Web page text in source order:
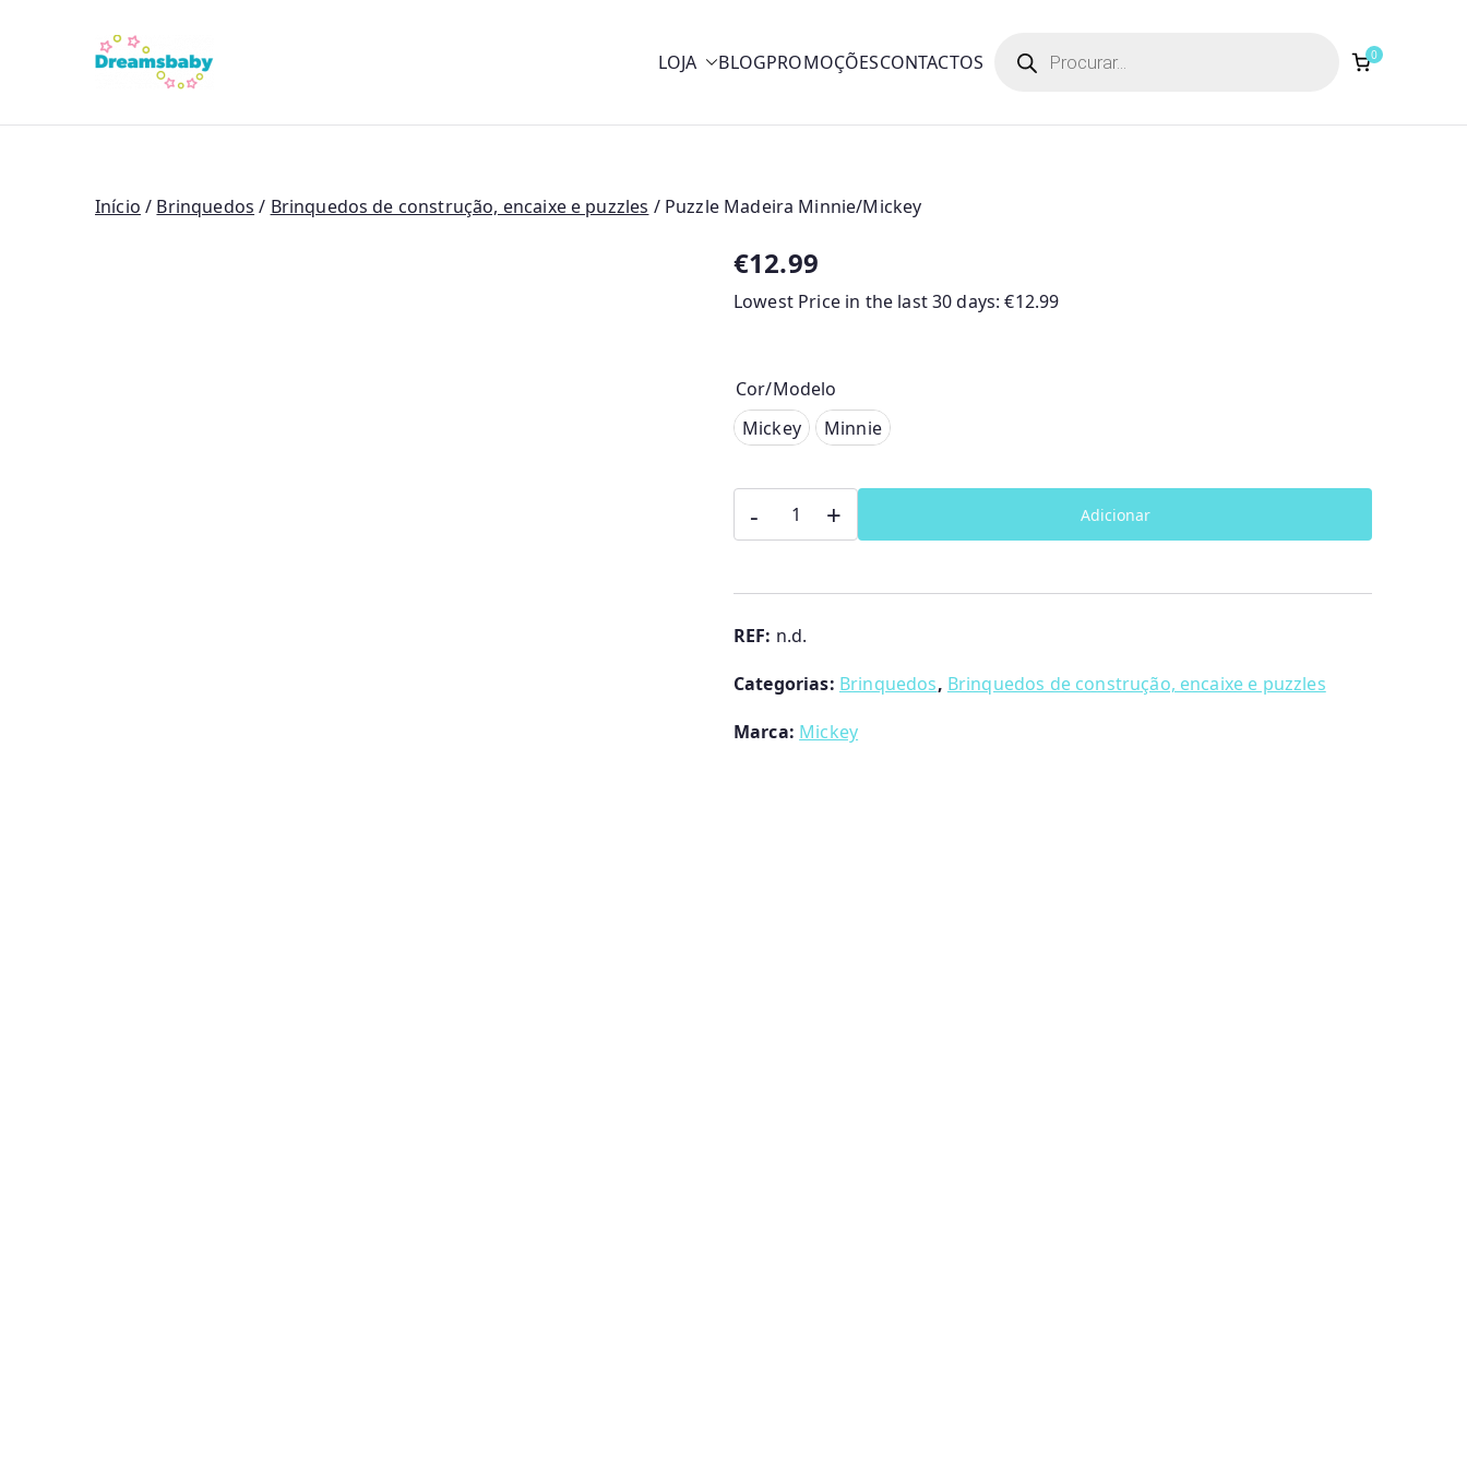
LOJA BLOGPROMOÇÕESCONTACTOS search 0
Início / Brinquedos / Brinquedos de construção, encaixe e puzzles / Puzzle Madeira Minnie/Mickey
€12.99
Lowest Price in the last 30 days:€12.99
Cor/Modelo
Mickey
Mickey Minnie
-
Quantidade
de
Madeira
Minnie/Mickey
+ Adicionar
REF: n.d.
Categorias: Brinquedos, Brinquedos de construção, encaixe e puzzles
Marca: Mickey